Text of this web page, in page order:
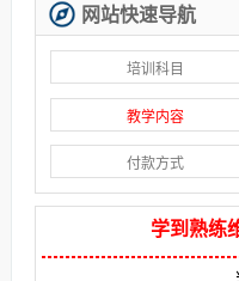
网站快速导航
培训科目
教学内容
付款方式
学到熟练